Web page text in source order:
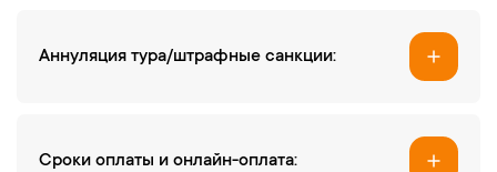
Аннуляция тура/штрафные санкции:
Cроки оплаты и онлайн-оплата: